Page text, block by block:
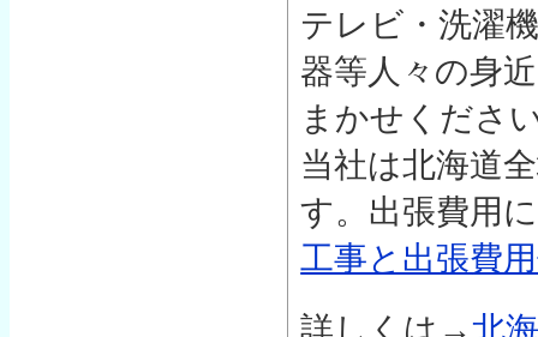
テレビ・洗濯
器等人々の身
まかせくださ
当社は北海道
す。出張費用
工事と出張費
詳しくは→北